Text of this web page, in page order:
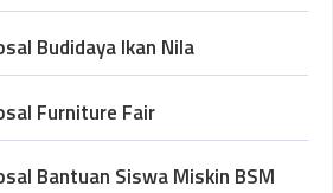
Budidaya Ikan Nila
Furniture Fair
Bantuan Siswa Miskin BSM